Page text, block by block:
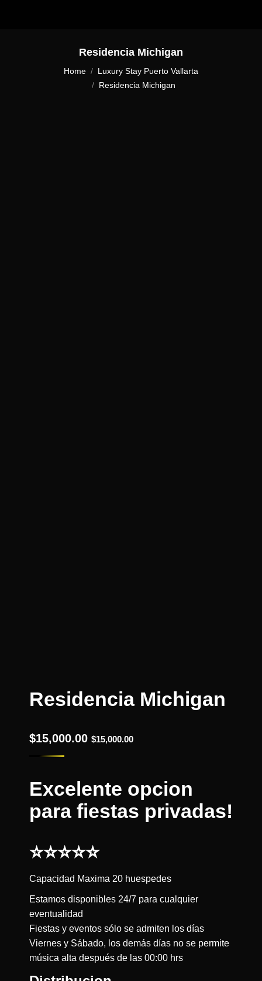
Residencia Michigan
Home
Luxury Stay Puerto Vallarta
Residencia Michigan
Residencia Michigan
$15,000.00 $15,000.00
Excelente opcion
para fiestas privadas!
⭐⭐⭐⭐⭐
Capacidad Maxima 20 huespedes
Estamos disponibles 24/7 para cualquier
eventualidad
Fiestas y eventos sólo se admiten los días
Viernes y Sábado, los demás días no se permite
música alta después de las 00:00 hrs